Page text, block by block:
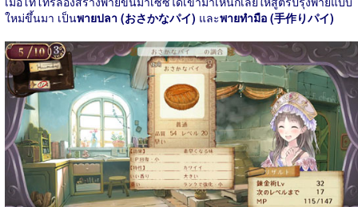
ใหม่ขึ้นมา เป็นพายปลา (おさかなパイ) และพายทำมือ (手作りパイ)